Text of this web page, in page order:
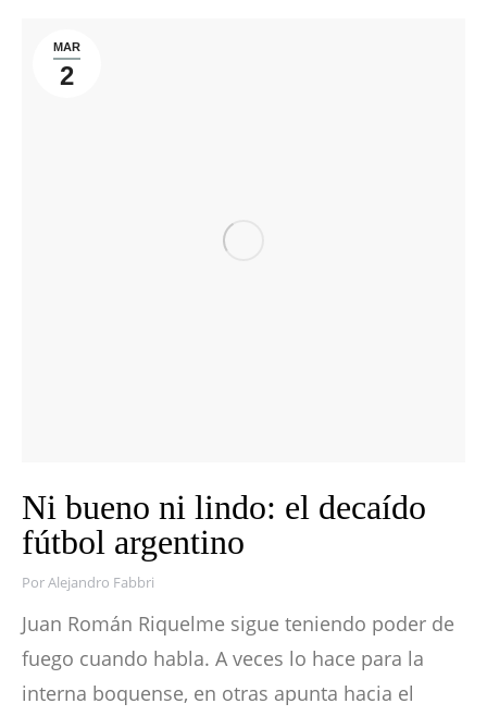
MAR
2
Ni bueno ni lindo: el decaído
fútbol argentino
PorAlejandro Fabbri
Juan Román Riquelme sigue teniendo poder de
fuego cuando habla. A veces lo hace para la
interna boquense, en otras apunta hacia el